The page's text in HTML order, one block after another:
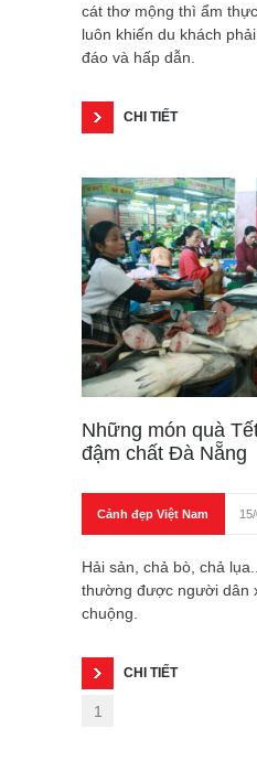
cát thơ mộng thì ẩm
luôn khiến du khách
đáo và hấp dẫn.
CHI TIẾT
Những món quà
đậm chất Đà Nẵng
Cảnh đẹp Việt Nam
Hải sản, chả bò, chả
thường được người dân
chuộng.
CHI TIẾT
1